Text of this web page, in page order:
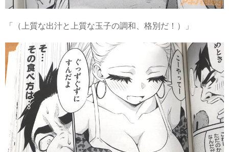
「（上質な出汁と上質な玉子の調和、格別だ！）」